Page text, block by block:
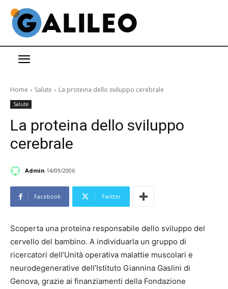
Home Salute La proteina dello sviluppo cerebrale
Salute
La proteina dello sviluppo
cerebrale
Admin 14/09/2006
Facebook Twitter
Scoperta una proteina responsabile dello sviluppo del
cervello del bambino. A individuarla un gruppo di
ricercatori dell’Unità operativa malattie muscolari e
neurodegenerative dell’Istituto Giannina Gaslini di
Genova, grazie ai finanziamenti della Fondazione